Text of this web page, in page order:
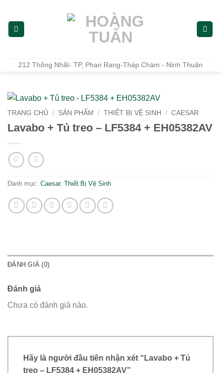
212 Thống Nhất- TP, Phan Rang-Tháp Chàm - Ninh Thuận
TRANG CHỦ / SẢN PHẨM / THIẾT BỊ VỆ SINH / CAESAR
Lavabo + Tủ treo – LF5384 + EH05382AV
Danh mục: Caesar, Thiết Bị Vệ Sinh
ĐÁNH GIÁ (0)
Đánh giá
Chưa có đánh giá nào.
Hãy là người đầu tiên nhận xét “Lavabo + Tủ
treo – LF5384 + EH05382AV”